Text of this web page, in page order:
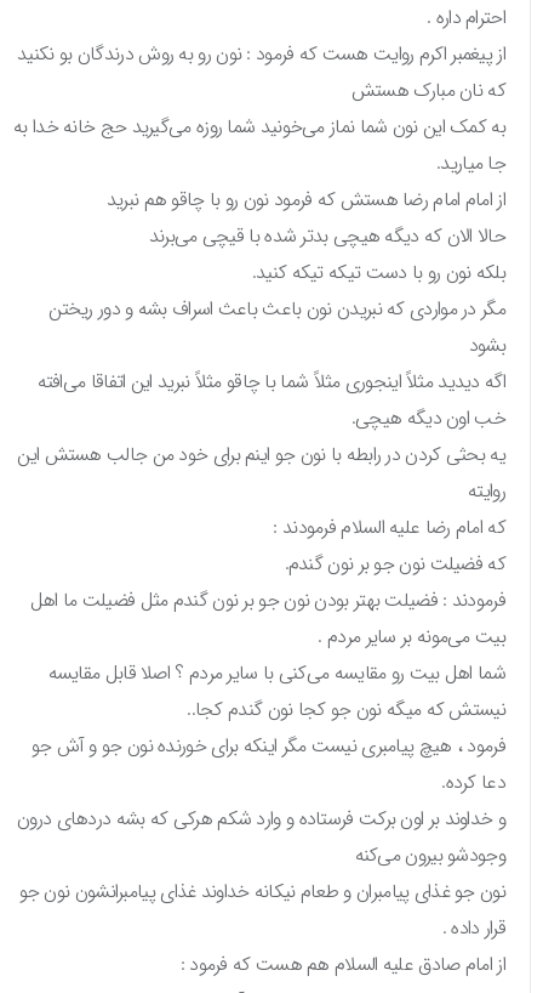
احترام داره .
از پیغمبر اکرم روایت هست که فرمود : نون رو به روش درندگان بو نکنید
که نان مبارک هستش
به کمک این نون شما نماز می‌خونید شما روزه می‌گیرید حج خانه خدا به
جا میارید.
از امام امام رضا هستش که فرمود نون رو با چاقو هم نبرید
حالا الان که دیگه هیچی بدتر شده با قیچی می‌برند
بلکه نون رو با دست تیکه تیکه کنید.
مگر در مواردی که نبریدن نون باعث باعث اسراف بشه و دور ریختن
بشود
اگه دیدید مثلاً اینجوری مثلاً شما با چاقو مثلاً نبرید این اتفاقا می‌افته
خب اون دیگه هیچی.
یه بحثی کردن در رابطه با نون جو اینم برای خود من جالب هستش این
روایته
که امام رضا علیه السلام فرمودند :
که فضیلت نون جو بر نون گندم.
فرمودند : فضیلت بهتر بودن نون جو بر نون گندم مثل فضیلت ما اهل
بیت می‌مونه بر سایر مردم .
شما اهل بیت رو مقایسه می‌کنی با سایر مردم ؟ اصلا قابل مقایسه
نیستش که میگه نون جو کجا نون گندم کجا..
فرمود ، هیچ پیامبری نیست مگر اینکه برای خورنده نون جو و آش جو
دعا کرده.
و خداوند بر اون برکت فرستاده و وارد شکم هرکی که بشه دردهای درون
وجودشو بیرون می‌کنه
نون جو غذای پیامبران و طعام نیکانه خداوند غذای پیامبرانشون نون جو
قرار داده .
از امام صادق علیه السلام هم هست که فرمود :